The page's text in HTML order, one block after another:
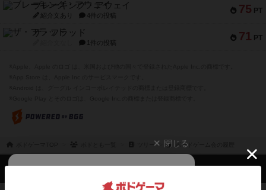
75 PT
ブレーキング・アウェイ
紹介文あり 4件の投稿
71 PT
ザ・フラッド
1件の投稿
ツリー ボードゲーム会の履歴
閉じる
て、
ボドゲーマTOP